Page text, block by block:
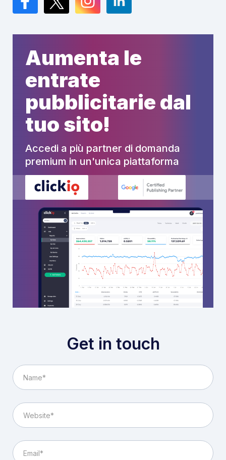
Aumenta le
entrate
pubblicitarie dal
tuo sito!
Accedi a più partner di domanda
premium in un'unica piattaforma
Get in touch